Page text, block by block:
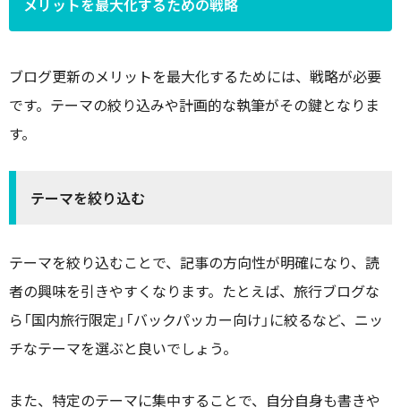
ブログ更新のメリットを最大化するためには、戦略が必要
です。テーマの絞り込みや計画的な執筆がその鍵となりま
す。
テーマを絞り込む
テーマを絞り込むことで、記事の方向性が明確になり、読
者の興味を引きやすくなります。たとえば、旅行ブログな
ら「国内旅行限定」「バックパッカー向け」に絞るなど、ニッ
チなテーマを選ぶと良いでしょう。
また、特定のテーマに集中することで、自分自身も書きや